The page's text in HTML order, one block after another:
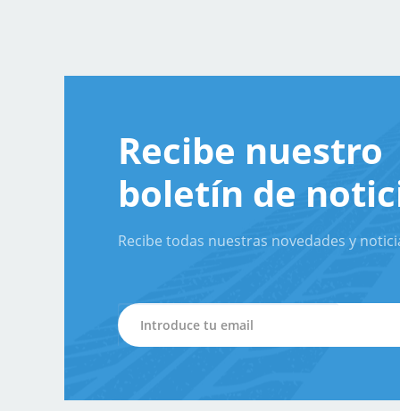
Recibe nuestro
boletín de
Recibe todas nuestras novedades y